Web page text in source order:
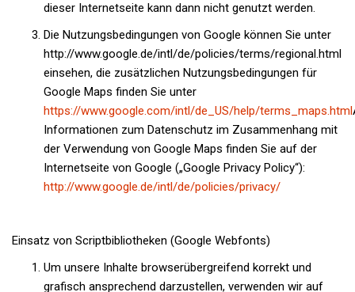
dieser Internetseite kann dann nicht genutzt werden.
Die Nutzungsbedingungen von Google können Sie unter
http://www.google.de/intl/de/policies/terms/regional.html
einsehen, die zusätzlichen Nutzungsbedingungen für
Google Maps finden Sie unter
https://www.google.com/intl/de_US/help/terms_maps.html
Informationen zum Datenschutz im Zusammenhang mit
der Verwendung von Google Maps finden Sie auf der
Internetseite von Google („Google Privacy Policy“):
http://www.google.de/intl/de/policies/privacy/
Einsatz von Scriptbibliotheken (Google Webfonts)
Um unsere Inhalte browserübergreifend korrekt und
grafisch ansprechend darzustellen, verwenden wir auf